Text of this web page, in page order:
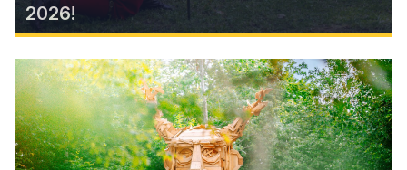
2026!
Muránske hradné hry opäť ožijú
27. júna 2026!